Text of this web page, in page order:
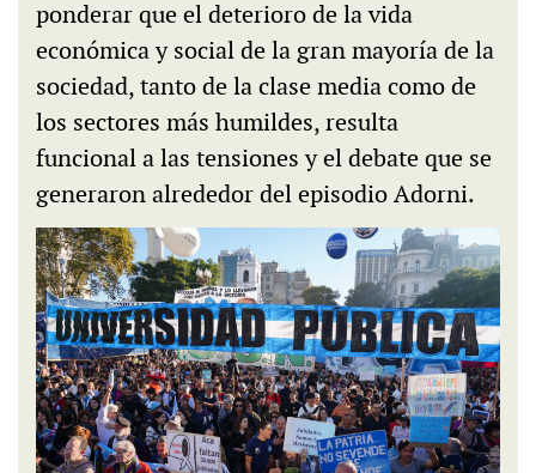
ponderar que el deterioro de la vida
económica y social de la gran mayoría de la
sociedad, tanto de la clase media como de
los sectores más humildes, resulta
funcional a las tensiones y el debate que se
generaron alrededor del episodio Adorni.